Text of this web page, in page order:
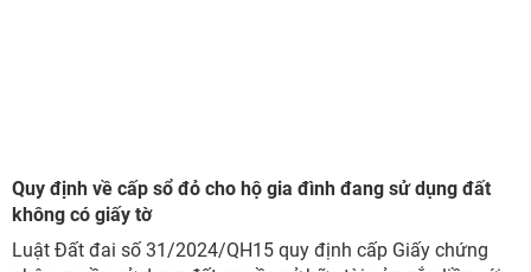
Quy định về cấp sổ đỏ cho hộ gia đình đang sử dụng đất
không có giấy tờ
Luật Đất đai số 31/2024/QH15 quy định cấp Giấy chứng